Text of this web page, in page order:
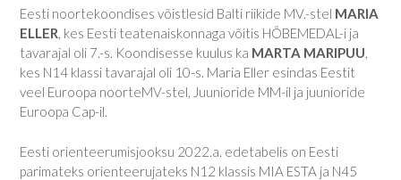
Eesti noortekoondises võistlesid Balti riikide MV.-stel MARIA
ELLER, kes Eesti teatenaiskonnaga võitis HÕBEMEDAL-i ja
tavarajal oli 7.-s. Koondisesse kuulus ka MARTA MARIPUU,
kes N14 klassi tavarajal oli 10-s. Maria Eller esindas Eestit
veel Euroopa noorteMV-stel, Juunioride MM-il ja juunioride
Euroopa Cap-il.
Eesti orienteerumisjooksu 2022.a. edetabelis on Eesti
parimateks orienteerujateks N12 klassis MIA ESTA ja N45